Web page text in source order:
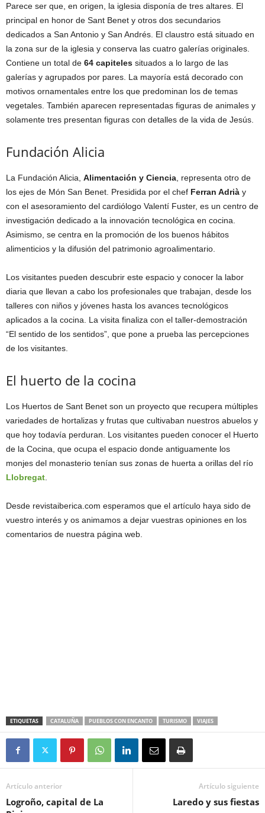
Parece ser que, en origen, la iglesia disponía de tres altares. El
principal en honor de Sant Benet y otros dos secundarios
dedicados a San Antonio y San Andrés. El claustro está situado en
la zona sur de la iglesia y conserva las cuatro galerías originales.
Contiene un total de 64 capiteles situados a lo largo de las
galerías y agrupados por pares. La mayoría está decorado con
motivos ornamentales entre los que predominan los de temas
vegetales. También aparecen representadas figuras de animales y
solamente tres presentan figuras con detalles de la vida de Jesús.
Fundación Alicia
La Fundación Alicia, Alimentación y Ciencia , representa otro de
los ejes de Món San Benet. Presidida por el chef Ferran Adrià y
con el asesoramiento del cardiólogo Valentí Fuster, es un centro de
investigación dedicado a la innovación tecnológica en cocina.
Asimismo, se centra en la promoción de los buenos hábitos
alimenticios y la difusión del patrimonio agroalimentario.
Los visitantes pueden descubrir este espacio y conocer la labor
diaria que llevan a cabo los profesionales que trabajan, desde los
talleres con niños y jóvenes hasta los avances tecnológicos
aplicados a la cocina. La visita finaliza con el taller-demostración
“El sentido de los sentidos”, que pone a prueba las percepciones
de los visitantes.
El huerto de la cocina
Los Huertos de Sant Benet son un proyecto que recupera múltiples
variedades de hortalizas y frutas que cultivaban nuestros abuelos y
que hoy todavía perduran. Los visitantes pueden conocer el Huerto
de la Cocina, que ocupa el espacio donde antiguamente los
monjes del monasterio tenían sus zonas de huerta a orillas del río
Llobregat
Desde revistaiberica.com esperamos que el artículo haya sido de
vuestro interés y os animamos a dejar vuestras opiniones en los
comentarios de nuestra página web.
ETIQUETAS CATALUÑA PUEBLOS CON ENCANTO TURISMO VIAJES
Artículo anterior
Logroño, capital de La
Artículo siguiente
Laredo y sus fiestas